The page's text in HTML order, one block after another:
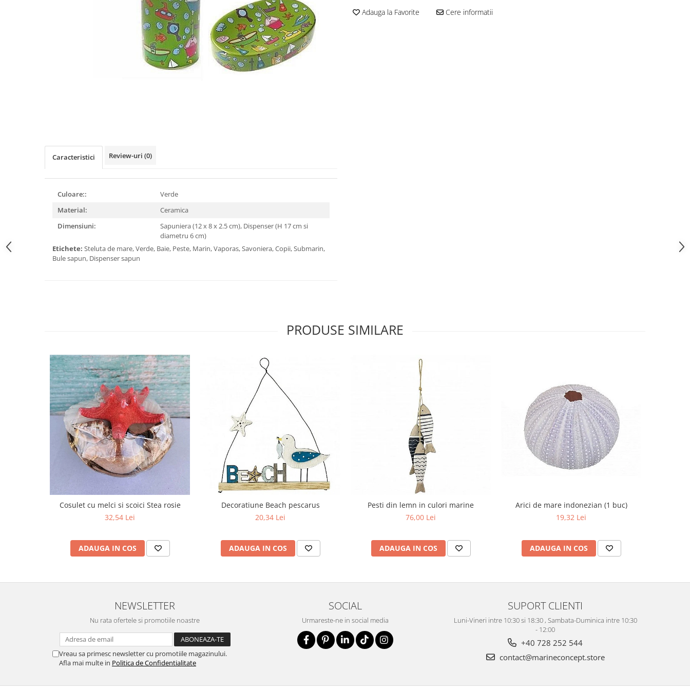
Adauga la Favorite Cere informatii
Caracteristici Review-uri (0)
Culoare::
Verde
Material:
Ceramica
Dimensiuni:
Sapuniera (12 x 8 x 2.5 cm), Dispenser (H 17 cm si
diametru 6 cm)
Etichete: Steluta de mare, Verde, Baie, Peste, Marin, Vaporas, Savoniera, Copii, Submarin,
Bule sapun, Dispenser sapun
PRODUSE SIMILARE
Cosulet cu melci si scoici Stea rosie
32,54 Lei
ADAUGA IN COS
Decoratiune Beach pescarus
20,34 Lei
ADAUGA IN COS
Pesti din lemn in culori marine
76,00 Lei
ADAUGA IN COS
Arici de mare indonezian (1 buc)
19,32 Lei
ADAUGA IN COS
NEWSLETTER
Nu rata ofertele si promotiile noastre
Vreau sa primesc newsletter cu promotiile magazinului.
Afla mai multe in Politica de Confidentialitate
SOCIAL
Urmareste-ne in social media
SUPORT CLIENTI
Luni-Vineri intre 10:30 si 18:30 , Sambata-Duminica intre 10:30
- 12:00
+40 728 252 544
contact@marineconcept.store